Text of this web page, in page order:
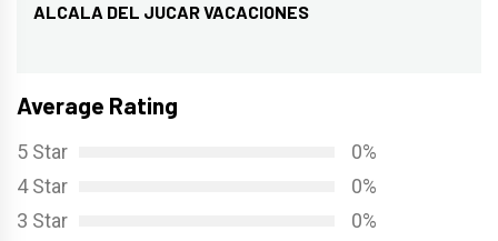
Entrada
ALCALA DEL JUCAR VACACIONES
Average Rating
5 Star
0%
4 Star
0%
3 Star
0%